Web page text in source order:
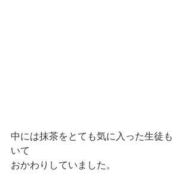
中には抹茶をとても気に入った生徒も
いて
おかわりしていました。